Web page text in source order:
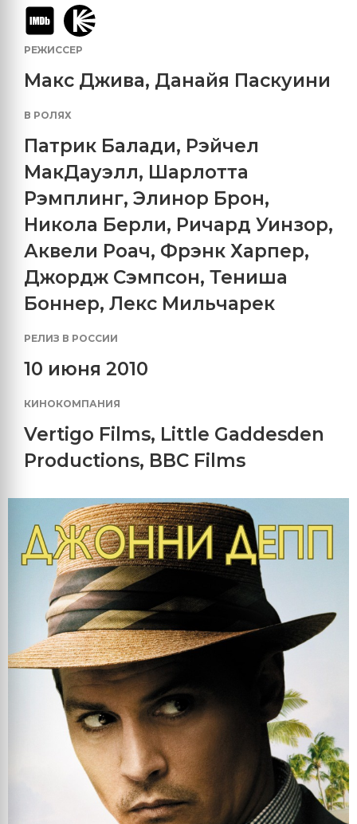
РЕЖИССЕР
Макс Джива, Данайя Паскуини
В РОЛЯХ
Патрик Балади, Рэйчел
МакДауэлл, Шарлотта
Рэмплинг, Элинор Брон,
Никола Берли, Ричард Уинзор,
Аквели Роач, Фрэнк Харпер,
Джордж Сэмпсон, Тениша
Боннер, Лекс Мильчарек
РЕЛИЗ В РОССИИ
10 июня 2010
КИНОКОМПАНИЯ
Vertigo Films, Little Gaddesden
Productions, BBC Films